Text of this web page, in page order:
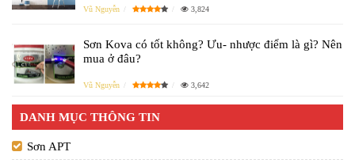
Vũ Nguyễn 3,824
Sơn Kova có tốt không? Ưu- nhược điểm là gì? Nên
mua ở đâu?
Vũ Nguyễn 3,642
DANH MỤC THÔNG TIN
Sơn APT